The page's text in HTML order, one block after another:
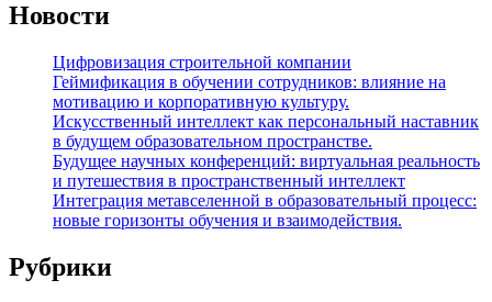
Новости
Цифровизация строительной компании
Геймификация в обучении сотрудников: влияние на
мотивацию и корпоративную культуру.
Искусственный интеллект как персональный наставник
в будущем образовательном пространстве.
Будущее научных конференций: виртуальная реальность
и путешествия в пространственный интеллект
Интеграция метавселенной в образовательный процесс:
новые горизонты обучения и взаимодействия.
Рубрики